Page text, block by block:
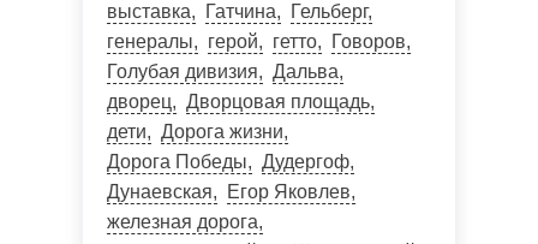
выставка
Гатчина
Гельберг
генералы
герой гетто
Говоров
Голубая дивизия
Дальва
дворец
Дворцовая площадь
дети
Дорога жизни
Дорога Победы
Дудергоф
Дунаевская
Егор Яковлев
железная дорога